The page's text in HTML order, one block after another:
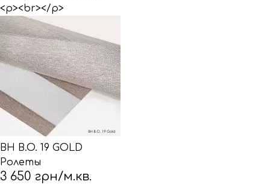
<p><br></p>
BH B.O. 19 GOLD
Ролеты
3 650 грн/м.кв.